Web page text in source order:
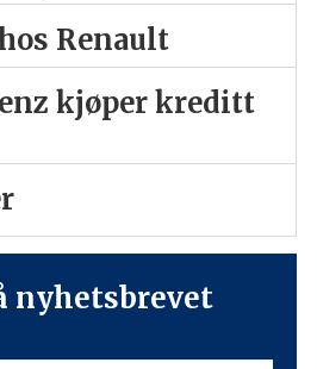
Renault
kjøper kreditt
nyhetsbrevet